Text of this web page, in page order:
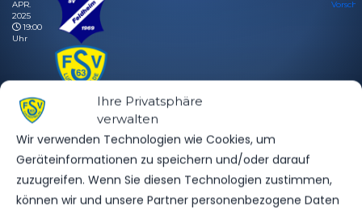
Ihre Privatsphäre
verwalten
Wir verwenden Technologien wie Cookies, um
Geräteinformationen zu speichern und/oder darauf
zuzugreifen. Wenn Sie diesen Technologien zustimmen,
können wir und unsere Partner personenbezogene Daten
APR.
2025
19:00
Uhr
SV Eintracht
Luckenwalde